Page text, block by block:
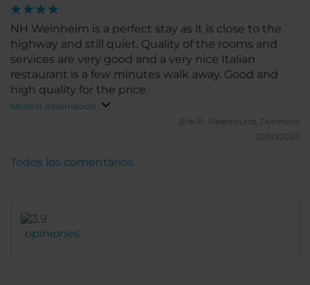
NH Weinheim is a perfect stay as it is close to the
highway and still quiet. Quality of the rooms and
services are very good and a very nice Italian
restaurant is a few minutes walk away. Good and
high quality for the price.
Mostrar información
Erik R. Albertslund, Denmark
02/10/2023
opiniones
Todos los comentarios